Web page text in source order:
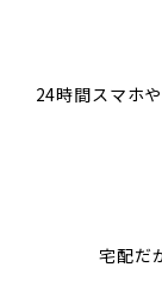
24時間スマホ
宅配だ